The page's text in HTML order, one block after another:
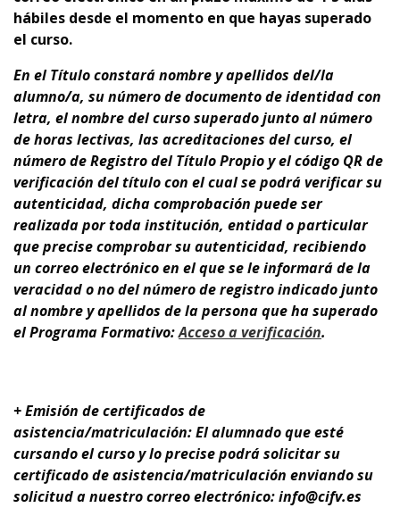
hábiles desde el momento en que hayas superado
el curso.
En el Títuloconstará nombre y apellidos del/la
alumno/a, su número de documento de identidad con
letra, el nombre del curso superado junto al número
de horas lectivas, las acreditaciones del curso, el
número de Registro del Título Propio y el código QR de
verificación del título con el cual se podrá verificar su
autenticidad, dicha comprobación puede ser
realizada por toda institución, entidad o particular
que precise comprobar su autenticidad, recibiendo
un correo electrónico en el que se le informará de la
veracidad o no del número de registro indicado junto
al nombre y apellidos de la persona que ha superado
el Programa Formativo:Acceso a verificación.
+ Emisión de certificados de
asistencia/matriculación: El alumnado que esté
cursando el curso y lo precise podrá solicitar su
certificado de asistencia/matriculación enviando su
solicitud a nuestro correo electrónico: info@cifv.es